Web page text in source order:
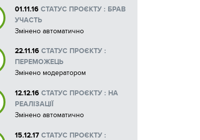
01.11.16 СТАТУС ПРОЄКТУ : БРАВ
УЧАСТЬ
Змінено автоматично
22.11.16 СТАТУС ПРОЄКТУ :
ПЕРЕМОЖЕЦЬ
Змінено модератором
12.12.16 СТАТУС ПРОЄКТУ : НА
РЕАЛІЗАЦІЇ
Змінено автоматично
15.12.17 СТАТУС ПРОЄКТУ :